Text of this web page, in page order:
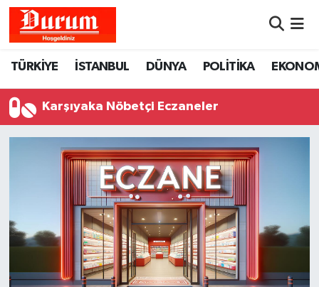
TÜRKİYE İSTANBUL DÜNYA POLİTİKA
Karşıyaka Nöbetçi Eczaneler
Hava Durumu
Namaz Vakitleri
Trafik Durumu
Süper Lig Puan Durumu ve Fikstür
Tüm Manşetler
Son Dakika Haberleri